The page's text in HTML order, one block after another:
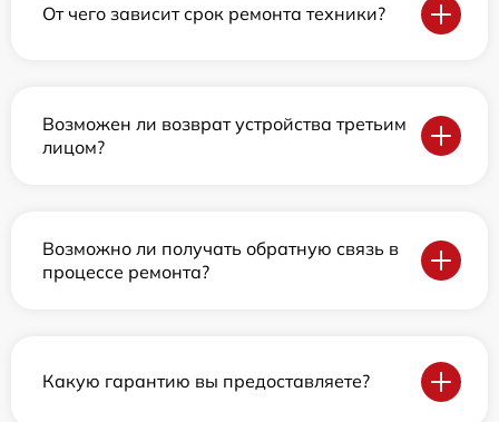
От чего зависит срок ремонта техники?
Возможен ли возврат устройства третьим
лицом?
Возможно ли получать обратную связь в
процессе ремонта?
Какую гарантию вы предоставляете?